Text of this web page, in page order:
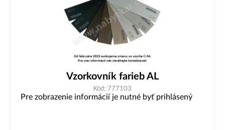
Vzorkovník farieb AL
Kód: 777103
Pre zobrazenie informácií je nutné byť prihlásený